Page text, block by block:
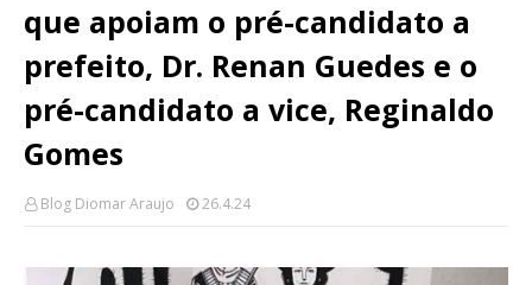
que apoiam o pré-candidato a
prefeito, Dr. Renan Guedes e o
pré-candidato a vice, Reginaldo
Gomes
Blog Diomar Araujo 26.4.24